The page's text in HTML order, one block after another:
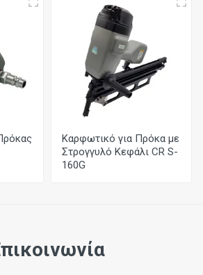
Καρφωτικό για Πρόκα με
Στρογγυλό Κεφάλι CR S-
160G